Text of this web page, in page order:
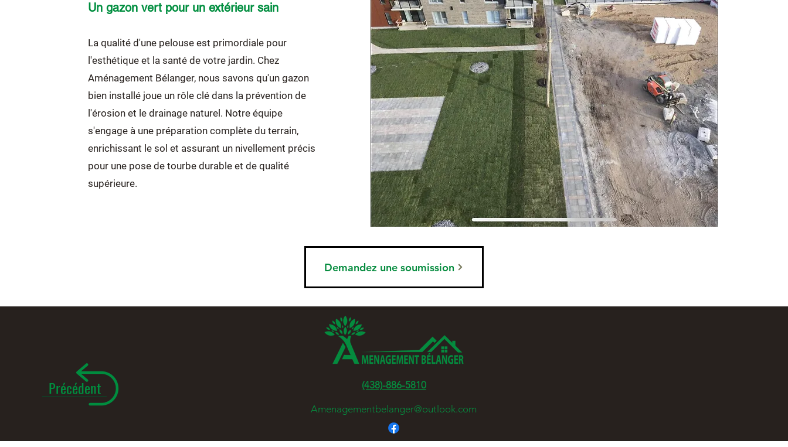
Un gazon vert pour un extérieur sain
La qualité d'une pelouse est primordiale pour
l'esthétique et la santé de votre jardin. Chez
Aménagement Bélanger, nous savons qu'un gazon
bien installé joue un rôle clé dans la prévention de
l'érosion et le drainage naturel. Notre équipe
s'engage à une préparation complète du terrain,
enrichissant le sol et assurant un nivellement précis
pour une pose de tourbe durable et de qualité
supérieure.
Demandez une soumission
Précédent (438)-886-5810
Amenagementbelanger@outlook.com